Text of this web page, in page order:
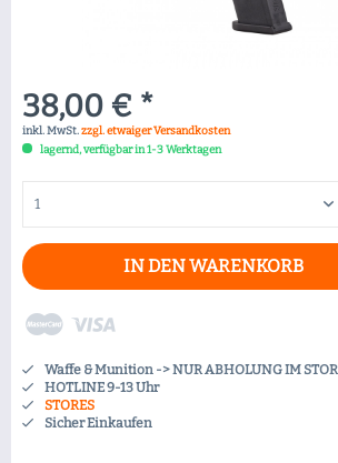
38,00 € *
inkl. MwSt.zzgl. etwaiger Versandkosten
lagernd, verfügbar in 1-3 Werktagen
IN DENWARENKORB
Waffe & Munition -> NUR ABHOLUNG IM
HOTLINE 9-13 Uhr
STORES
Sicher Einkaufen